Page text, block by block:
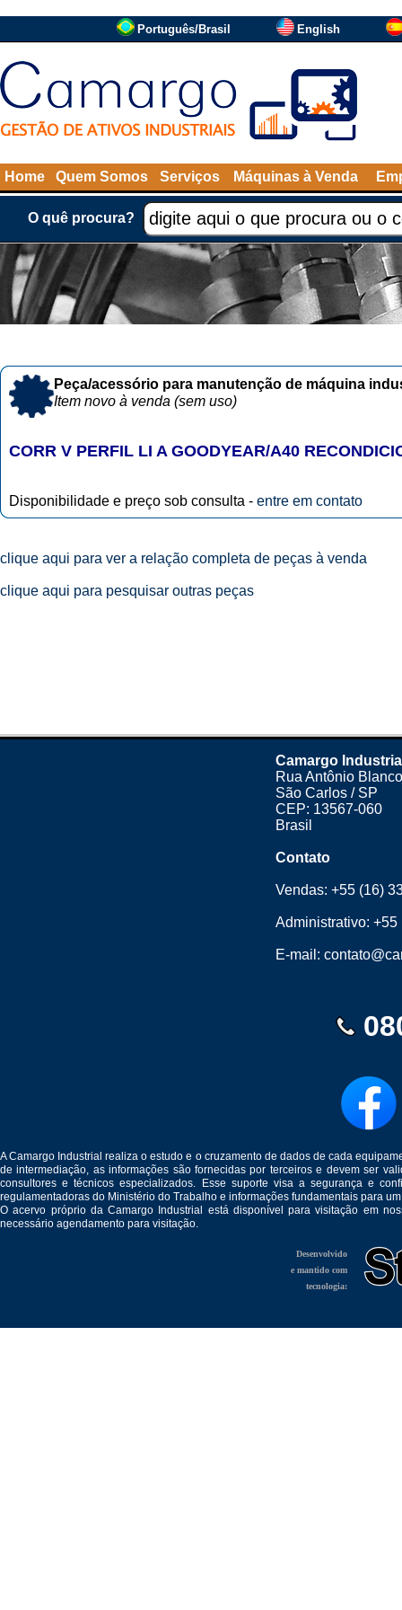
Português/Brasil English
Home Quem Somos Serviços Máquinas à Venda
O quê procura?
Peça/acessório para manutenção de máquina
Item novo à venda (sem uso)
CORR V PERFIL LI A GOODYEAR/A40
Disponibilidade e preço sob consulta - entre em contato
clique aqui para ver a relação completa de peças à venda
clique aqui para pesquisar outras peças
Camargo
Rua Antônio
São Carlos / SP
CEP: 13567-060
Brasil
Contato
Vendas:+55 (16)
Administrativo:+55
E-mail:
A Camargo Industrial realiza o estudo e o cruzamento de dados de cada
de intermediação, as informações são fornecidas por terceiros e devem ser
consultores e técnicos especializados. Esse suporte visa a segurança e
regulamentadoras do Ministério do Trabalho e informações fundamentais para
O acervo próprio da Camargo Industrial está disponível para visitação em
necessário agendamento para visitação.
Desenvolvido
e mantido com
tecnologia: